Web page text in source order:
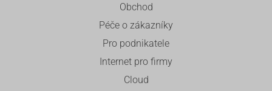
Obchod
Péče o zákazníky
Pro podnikatele
Internet pro firmy
Cloud